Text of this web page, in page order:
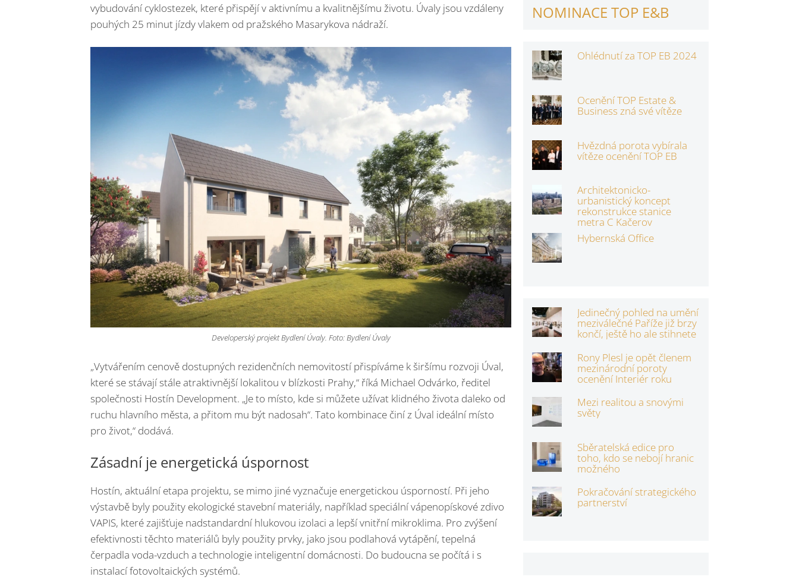
vybudování cyklostezek, které přispějí v aktivnímu a kvalitnějšímu životu. Úvaly jsou vzdáleny
pouhých 25 minut jízdy vlakem od pražského Masarykova nádraží.
Developerský projekt Bydlení Úvaly. Foto: Bydlení Úvaly
„Vytvářením cenově dostupných rezidenčních nemovitostí přispíváme k širšímu rozvoji Úval,
které se stávají stále atraktivnější lokalitou v blízkosti Prahy,“ říká Michael Odvárko, ředitel
společnosti Hostín Development. „Je to místo, kde si můžete užívat klidného života daleko od
ruchu hlavního města, a přitom mu být nadosah“. Tato kombinace činí z Úval ideální místo
pro život,“ dodává.
Zásadní je energetická úspornost
Hostín, aktuální etapa projektu, se mimo jiné vyznačuje energetickou úsporností. Při jeho
výstavbě byly použity ekologické stavební materiály, například speciální vápenopískové zdivo
VAPIS, které zajišťuje nadstandardní hlukovou izolaci a lepší vnitřní mikroklima. Pro zvýšení
efektivnosti těchto materiálů byly použity prvky, jako jsou podlahová vytápění, tepelná
čerpadla voda-vzduch a technologie inteligentní domácnosti. Do budoucna se počítá i s
instalací fotovoltaických systémů.
NOMINACE TOP E&B
Ohlédnutí za TOP EB 2024
Ocenění TOP Estate &
Business zná své vítěze
Hvězdná porota vybírala
vítěze ocenění TOP EB
Architektonicko-
urbanistický koncept
rekonstrukce stanice
metra C Kačerov
Hybernská Office
Jedinečný pohled na umění
meziválečné Paříže již brzy
končí, ještě ho ale stihnete
Rony Plesl je opět členem
mezinárodní poroty
ocenění Interiér roku
Mezi realitou a snovými
světy
Sběratelská edice pro
toho, kdo se nebojí hranic
možného
Pokračování strategického
partnerství